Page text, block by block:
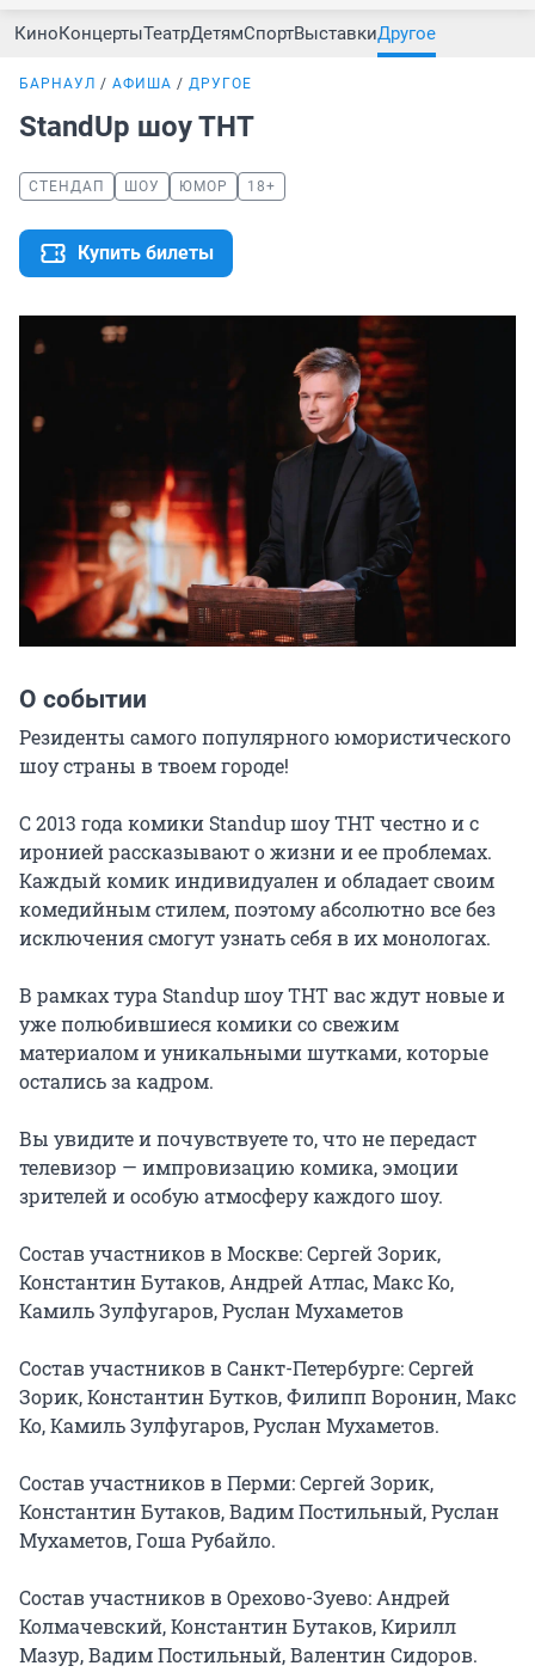
КиноКонцертыТеатрДетямСпортВыставкиДругое
БАРНАУЛ АФИША ДРУГОЕ
StandUp шоу ТНТ
СТЕНДАП ШОУ ЮМОР 18+
Купить билеты
О событии
Резиденты самого популярного юмористического
шоу страны в твоем городе!
С 2013 года комики Standup шоу ТНТ честно и с
иронией рассказывают о жизни и ее проблемах.
Каждый комик индивидуален и обладает своим
комедийным стилем, поэтому абсолютно все без
исключения смогут узнать себя в их монологах.
В рамках тура Standup шоу ТНТ вас ждут новые и
уже полюбившиеся комики со свежим
материалом и уникальными шутками, которые
остались за кадром.
Вы увидите и почувствуете то, что не передаст
телевизор — импровизацию комика, эмоции
зрителей и особую атмосферу каждого шоу.
Состав участников в Москве: Сергей Зорик,
Константин Бутаков, Андрей Атлас, Макс Ко,
Камиль Зулфугаров, Руслан Мухаметов
Состав участников в Санкт-Петербурге: Сергей
Зорик, Константин Бутков, Филипп Воронин, Макс
Ко, Камиль Зулфугаров, Руслан Мухаметов.
Состав участников в Перми: Сергей Зорик,
Константин Бутаков, Вадим Постильный, Руслан
Мухаметов, Гоша Рубайло.
Состав участников в Орехово-Зуево: Андрей
Колмачевский, Константин Бутаков, Кирилл
Мазур, Вадим Постильный, Валентин Сидоров.